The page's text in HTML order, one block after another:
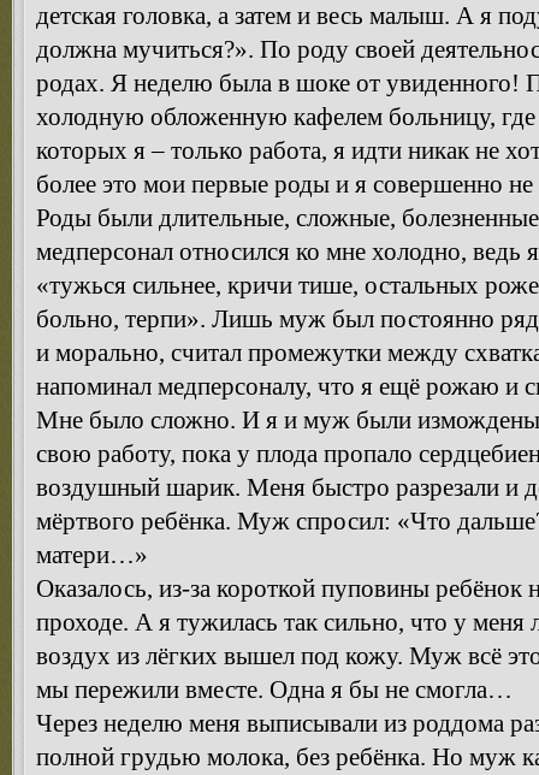
детская головка, а затем и весь малыш. А я
должна мучиться?». По роду своей
родах. Я неделю была в шоке от увиденного!
холодную обложенную кафелем больницу,
которых я – только работа, я идти никак не
более это мои первые роды и я совершенно не
Роды были длительные, сложные,
медперсонал относился ко мне холодно, ведь
«тужься сильнее, кричи тише, остальных
больно, терпи». Лишь муж был постоянно
и морально, считал промежутки между
напоминал медперсоналу, что я ещё рожаю и
Мне было сложно. И я и муж были
свою работу, пока у плода пропало
воздушный шарик. Меня быстро разрезали и
мёртвого ребёнка. Муж спросил: «Что
матери…»
Оказалось, из-за короткой пуповины ребёнок
проходе. А я тужилась так сильно, что у меня
воздух из лёгких вышел под кожу. Муж всё
мы пережили вместе. Одна я бы не смогла…
Через неделю меня выписывали из роддома
полной грудью молока, без ребёнка. Но муж